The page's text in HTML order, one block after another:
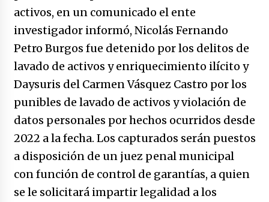
Captura de Maduro, donde manda capitán,
no manda marinero.
Otro regalo navideño de Petrosky, al caído
caerle
31/12/2025
Que sea un hecho el decreto que quita prima
de servicios a honorables zánganos
31/12/2025
El aumento del mínimo causa escozor en
activos, en un comunicado el ente
investigador informó, Nicolás Fernando
Petro Burgos fue detenido por los delitos de
lavado de activos y enriquecimiento ilícito y
Daysuris del Carmen Vásquez Castro por los
punibles de lavado de activos y violación de
datos personales por hechos ocurridos desde
2022 a la fecha. Los capturados serán puestos
a disposición de un juez penal municipal
con función de control de garantías, a quien
se le solicitará impartir legalidad a los